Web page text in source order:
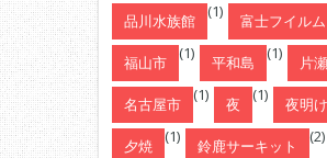
品川水族館 (1) 富士フイルム
福山市 (1) 平和島 (1) 片
名古屋市 (1) 夜 (1) 夜明け
夕焼 (1) 鈴鹿サーキット (2)